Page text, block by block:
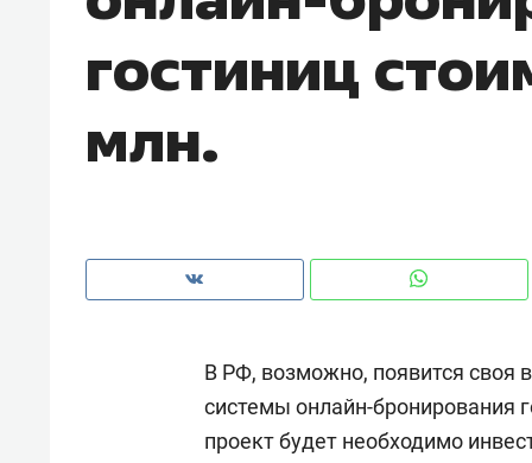
гостиниц
млн.
В РФ, возможно, появится своя
системы онлайн-бронирования
проект будет необходимо
Рекомендуем
Падел, фитнес, танцы и даже
ниндзя-зал: как ТРЦ «Франт»